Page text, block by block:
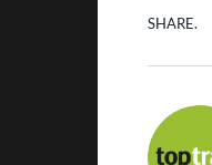
SHARE.